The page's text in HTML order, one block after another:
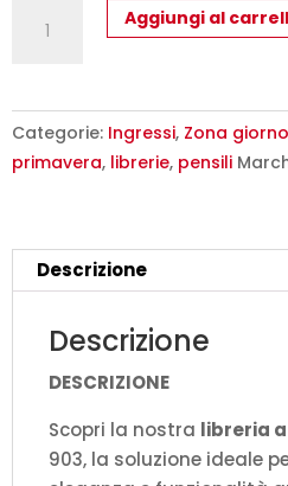
Alba
903
-
Design
quantità
Aggiungi al
Categorie: Ingressi, Zona giorno
primavera, librerie, pensili
Descrizione
Descrizione
DESCRIZIONE
Scopri la nostra libreria
903, la soluzione ideale